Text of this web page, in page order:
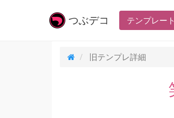
つぶデコ テンプレート
旧テンプレ詳細